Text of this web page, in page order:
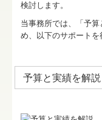
検討します。
当事務所では、「予
め、以下のサポートを
予算と実績を解説